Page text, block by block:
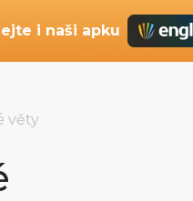
i naši apku
věty